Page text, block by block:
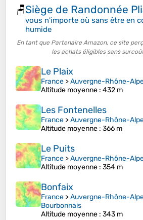
🪑Siège de Randonnée
vous n'importe où sans être en
humide
En tant que Partenaire Amazon, ce site
les achats éligibles sans
Le Plaix
France >Auvergne-Rhône-
Altitude moyenne : 432 m
Les Fontenelles
France >Auvergne-Rhône-
Altitude moyenne : 366 m
Le Puits
France >Auvergne-Rhône-
Altitude moyenne : 354 m
Bonfaix
France >Auvergne-Rhône-
Bourbonnais
Altitude moyenne : 343 m